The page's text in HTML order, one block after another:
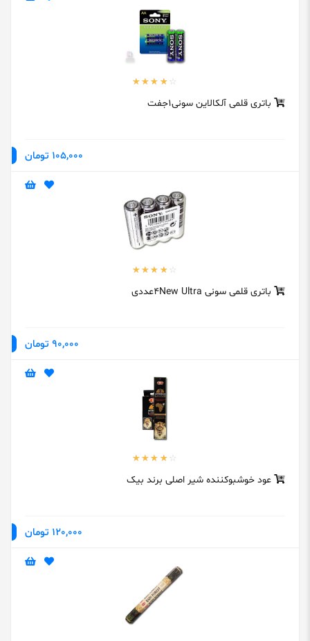
باتری قلمی آلکالاین سونی1جفت
105,000 تومان
باتری قلمی سونی 4New Ultraعددی
90,000 تومان
عود خوشبوکننده شیر اصلی برند بیک
120,000 تومان